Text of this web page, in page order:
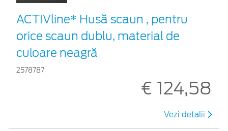
ACTIVline* Husă scaun , pentru
orice scaun dublu, material de
culoare neagră
2578787
€ 124,58
Vezi detalii